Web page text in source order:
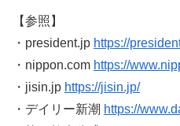
【参照】
・president.jp https://
・nippon.com https://
・jisin.jp https://jisin.jp/
・デイリー新潮 https://